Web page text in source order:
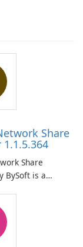
Share
Share
BySoft is a
that allows users
and manage
on their